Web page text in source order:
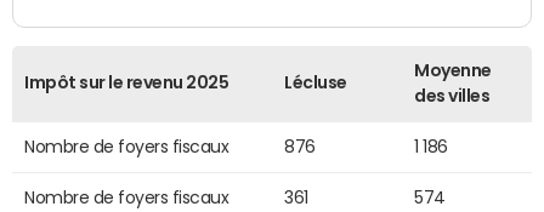
Impôt sur le revenu 2025 Lécluse
Moyenne
des villes
Nombre de foyers fiscaux 876 1 186
Nombre de foyers fiscaux
361 574